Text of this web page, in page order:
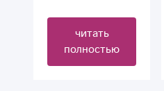
доставку! Круто,
что из Москвы я,
благодаря Вам,
поздравила маму
читать
полностью